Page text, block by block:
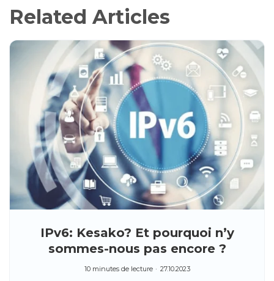
Related Articles
IPv6: Kesako? Et pourquoi n’y
sommes-nous pas encore ?
10 minutes de lecture 27.10.2023